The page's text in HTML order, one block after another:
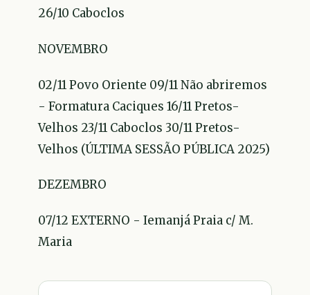
26/10 Caboclos
NOVEMBRO
02/11 Povo Oriente 09/11 Não abriremos
- Formatura Caciques 16/11 Pretos-
Velhos 23/11 Caboclos 30/11 Pretos-
Velhos (ÚLTIMA SESSÃO PÚBLICA 2025)
DEZEMBRO
07/12 EXTERNO - Iemanjá Praia c/ M.
Maria